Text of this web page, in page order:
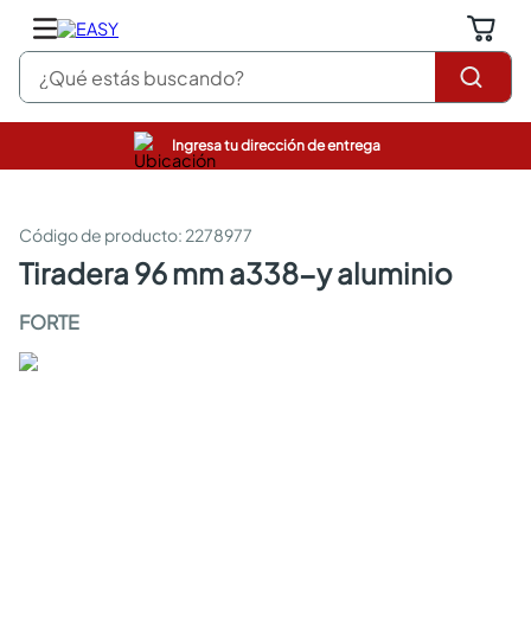
¿Qué estás buscando?
Ingresa tu dirección de entrega
: 2278977
tiradera 96 mm a338-y aluminio
FORTE
pinturas
sanitarios
comedor
pisos
armarios closet